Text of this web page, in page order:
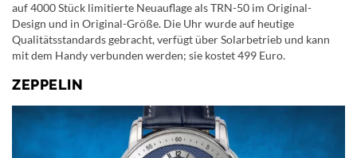
auf 4000 Stück limitierte Neuauflage als TRN-50 im Original-
Design und in Original-Größe. Die Uhr wurde auf heutige
Qualitätsstandards gebracht, verfügt über Solarbetrieb und kann
mit dem Handy verbunden werden; sie kostet 499 Euro.
ZEPPELIN